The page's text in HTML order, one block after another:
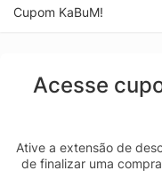
Cupom KaBuM!
Acesse
Ative a extensão de
de finalizar uma